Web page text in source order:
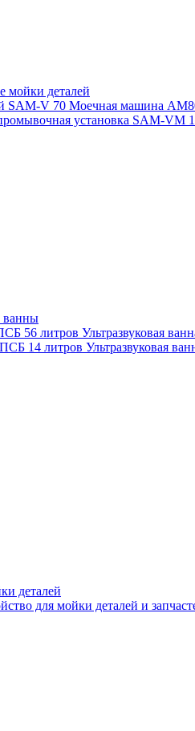
мойки деталей
SAM-V 70 Моечная машина
установка SAM-VM
ванны
56 литров Ультразвуковая
ПСБ 14 литров Ультразвуковая
деталей
для мойки деталей и